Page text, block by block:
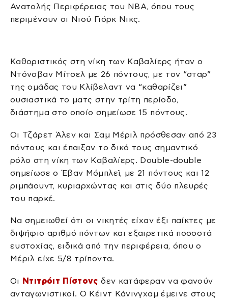
Ανατολής Περιφέρειας του NBA, όπου τους
περιμένουν οι Νιού Γιόρκ Νικς.
Καθοριστικός στη νίκη των Καβαλίερς ήταν ο
Ντόνοβαν Μίτσελ με 26 πόντους, με τον “σταρ”
της ομάδας του Κλίβελαντ να “καθαρίζει”
ουσιαστικά το ματς στην τρίτη περίοδο,
διάστημα στο οποίο σημείωσε 15 πόντους.
Οι Τζάρετ Άλεν και Σαμ Μέριλ πρόσθεσαν από 23
πόντους και έπαιξαν το δικό τους σημαντικό
ρόλο στη νίκη των Καβαλίερς. Double-double
σημείωσε ο Έβαν Μόμπλεϊ, με 21 πόντους και 12
ριμπάουντ, κυριαρχώντας και στις δύο πλευρές
του παρκέ.
Να σημειωθεί ότι οι νικητές είχαν έξι παίκτες με
διψήφιο αριθμό πόντων και εξαιρετικά ποσοστά
ευστοχίας, ειδικά από την περιφέρεια, όπου ο
Μέριλ είχε 5/8 τρίποντα.
Οι Ντιτρόιτ Πίστονς δεν κατάφεραν να φανούν
ανταγωνιστικοί. Ο Κέιντ Κάνινγχαμ έμεινε στους